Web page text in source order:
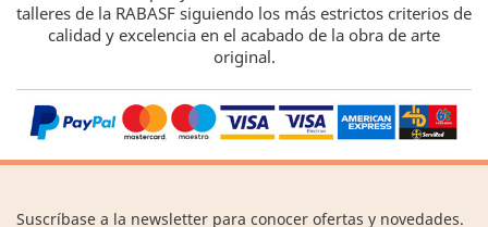
talleres de la RABASF siguiendo los más estrictos criterios de
calidad y excelencia en el acabado de la obra de arte
original.
Suscríbase a la newsletter para conocer ofertas y novedades.